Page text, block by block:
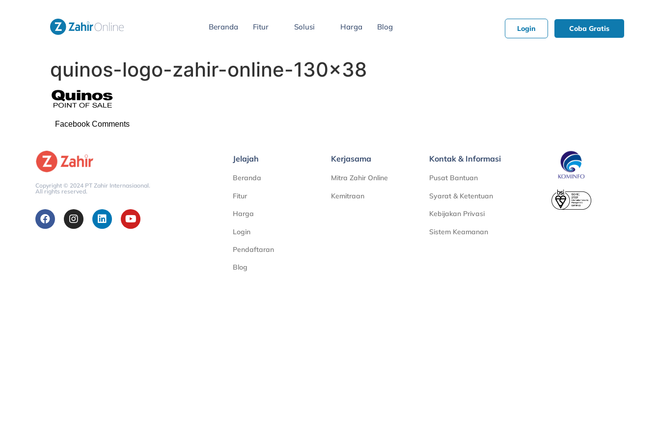
Beranda Fitur Solusi Harga Blog Login Coba Gratis
quinos-logo-zahir-online-130×38
Facebook Comments
Copyright © 2024 PT Zahir Internasiaonal.
All rights reserved.
Jelajah
Beranda
Fitur
Harga
Login
Pendaftaran
Blog
Kerjasama
Mitra Zahir Online
Kemitraan
Kontak & Informasi
Pusat Bantuan
Syarat & Ketentuan
Kebijakan Privasi
Sistem Keamanan